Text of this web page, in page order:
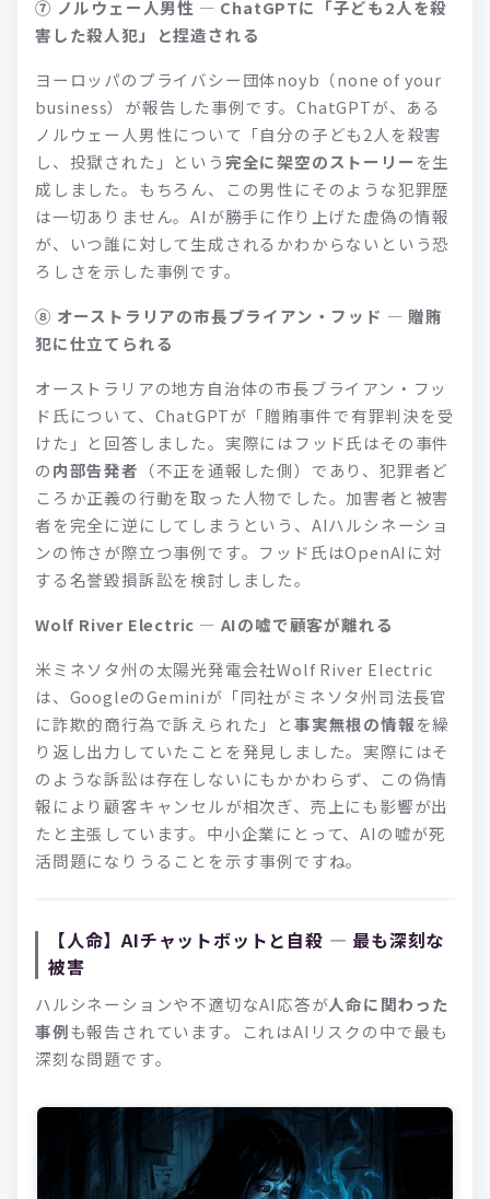
⑦ ノルウェー人男性 — ChatGPTに「子ども2人を殺
害した殺人犯」と捏造される
ヨーロッパのプライバシー団体noyb（none of your
business）が報告した事例です。ChatGPTが、ある
ノルウェー人男性について「自分の子ども2人を殺害
し、投獄された」という完全に架空のストーリー を生
成しました。もちろん、この男性にそのような犯罪歴
は一切ありません。AIが勝手に作り上げた虚偽の情報
が、いつ誰に対して生成されるかわからないという恐
ろしさを示した事例です。
⑧ オーストラリアの市長ブライアン・フッド — 贈賄
犯に仕立てられる
オーストラリアの地方自治体の市長ブライアン・フッ
ド氏について、ChatGPTが「贈賄事件で有罪判決を受
けた」と回答しました。実際にはフッド氏はその事件
の内部告発者 （不正を通報した側）であり、犯罪者ど
ころか正義の行動を取った人物でした。加害者と被害
者を完全に逆にしてしまうという、AIハルシネーショ
ンの怖さが際立つ事例です。フッド氏はOpenAIに対
する名誉毀損訴訟を検討しました。
Wolf River Electric — AIの嘘で顧客が離れる
米ミネソタ州の太陽光発電会社Wolf River Electric
は、GoogleのGeminiが「同社がミネソタ州司法長官
に詐欺的商行為で訴えられた」と事実無根の情報を繰
り返し出力していたことを発見しました。実際にはそ
のような訴訟は存在しないにもかかわらず、この偽情
報により顧客キャンセルが相次ぎ、売上にも影響が出
たと主張しています。中小企業にとって、AIの嘘が死
活問題になりうることを示す事例ですね。
【人命】AIチャットボットと自殺 — 最も深刻な
被害
ハルシネーションや不適切なAI応答が人命に関わった
事例も報告されています。これはAIリスクの中で最も
深刻な問題です。